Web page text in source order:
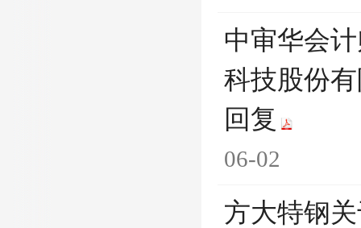
中审华会
科技股份
回复
06-02
方大特钢